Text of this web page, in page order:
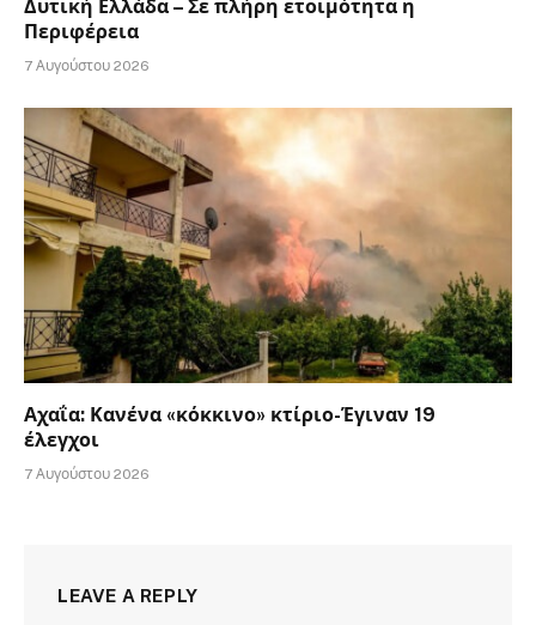
Δυτική Ελλάδα – Σε πλήρη ετοιμότητα η
Περιφέρεια
7 Αυγούστου 2026
Αχαΐα: Κανένα «κόκκινο» κτίριο-Έγιναν 19
έλεγχοι
7 Αυγούστου 2026
LEAVE A REPLY